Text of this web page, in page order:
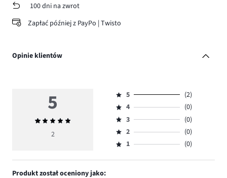
100 dni na zwrot
Zapłać później z PayPo | Twisto
Opinie klientów
5
Średnia
ocena
2
Ocena
5,
ilość
głosów
2.
5
(2)
Ocena
4,
ilość
głosów
4
(0)
Ocena
3,
ilość
3
(0)
Ocena
2,
2
(0)
Ocena
1,
1 (0)
Produkt został oceniony jako: